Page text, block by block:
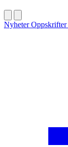
NyheterOppskrifter